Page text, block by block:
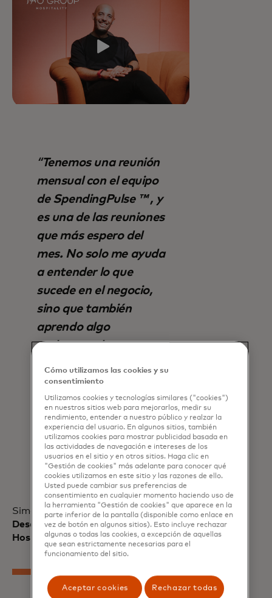
Tenemos una reunión
mensual con el equipo
de SpendingPulse ™ , y
es una de las reuniones
que más espero del
mes. No solo me ayuda
a entender lo que
sucede en el negocio,
sino que también
aprendo algo
realmente de
personas que están
muy cerca de la
economía
estadounidense y de
algunos de los factores
que la afectan.
Simon Farrow, Director Global de
Desempeño Empresarial, Tao Group
Hospitality
Cómo utilizamos las cookies y su
consentimiento
Utilizamos cookies y tecnologías similares ("cookies")
en nuestros sitios web para mejorarlos, medir su
rendimiento, entender a nuestro público y realzar la
experiencia del usuario. En algunos sitios, también
utilizamos cookies para mostrar publicidad basada en
las actividades de navegación e intereses de los
usuarios en el sitio y en otros sitios. Haga clic en
"Gestión de cookies" más adelante para conocer qué
cookies utilizamos en este sitio y las razones de ello.
Usted puede cambiar sus preferencias de
consentimiento en cualquier momento haciendo uso de
la herramienta "Gestión de cookies" que aparece en la
parte inferior de la pantalla (disponible como enlace en
vez de botón en algunos sitios). Esto incluye rechazar
algunas o todas las cookies, a excepción de aquellas
que sean estrictamente necesarias para el
funcionamiento del sitio.
Aceptar cookies Rechazar todas